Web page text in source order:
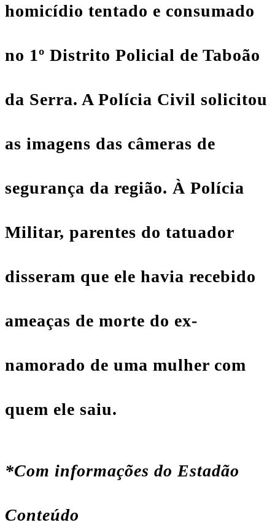
homicídio tentado e consumado
no 1º Distrito Policial de Taboão
da Serra. A Polícia Civil solicitou
as imagens das câmeras de
segurança da região. À Polícia
Militar, parentes do tatuador
disseram que ele havia recebido
ameaças de morte do ex-
namorado de uma mulher com
quem ele saiu.
*Com informações do Estadão
Conteúdo